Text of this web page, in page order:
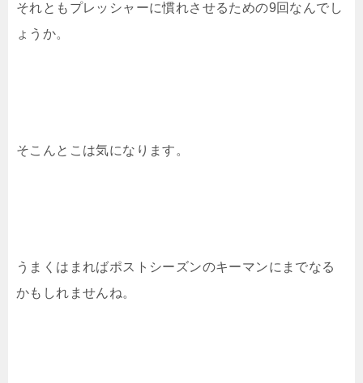
それともプレッシャーに慣れさせるための9回なんでし
ょうか。
そこんとこは気になります。
うまくはまればポストシーズンのキーマンにまでなる
かもしれませんね。